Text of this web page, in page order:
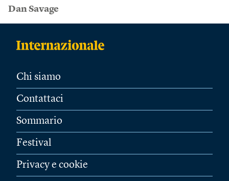
Dan Savage
Chi siamo
Contattaci
Sommario
Festival
Privacy e cookie